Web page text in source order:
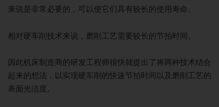
来说是非常必要的，可以使它们具有较长的使用寿命。
相对硬车削技术来说，磨削工艺需要较长的节拍时间。
因此机床制造商的研发工程师很快就提出了将两种技术结合
起来的想法，以实现硬车削的快速节拍时间以及磨削工艺的
表面光洁度。